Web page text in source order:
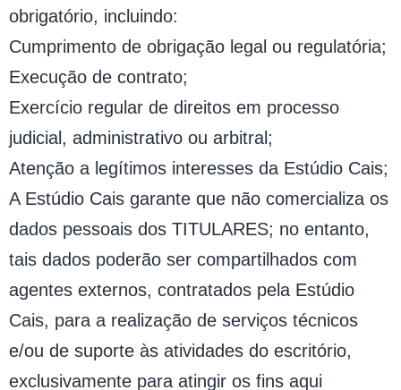
obrigatório, incluindo:
Cumprimento de obrigação legal ou regulatória;
Execução de contrato;
Exercício regular de direitos em processo
judicial, administrativo ou arbitral;
Atenção a legítimos interesses da Estúdio Cais;
A Estúdio Cais garante que não comercializa os
dados pessoais dos TITULARES; no entanto,
tais dados poderão ser compartilhados com
agentes externos, contratados pela Estúdio
Cais, para a realização de serviços técnicos
e/ou de suporte às atividades do escritório,
exclusivamente para atingir os fins aqui